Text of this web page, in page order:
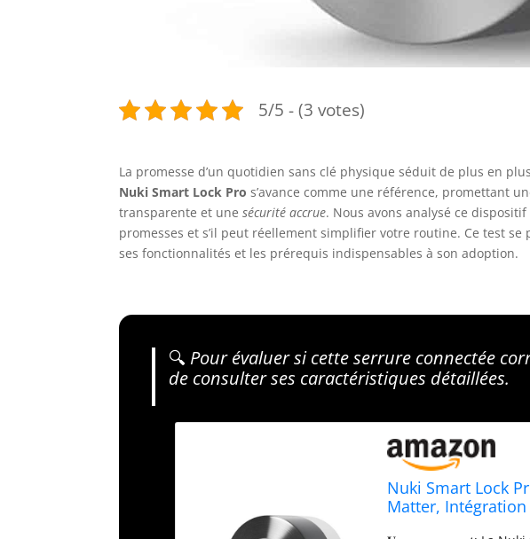
5/5 - (3 votes)
La promesse d’un quotidien sans clé physique séduit de plus en
Nuki Smart Lock Pro s’avance comme une référence, promettant
transparente et unesécurité accrue. Nous avons analysé ce
promesses et s’il peut réellement simplifier votre routine. Ce test
ses fonctionnalités et les prérequis indispensables à son adoption.
🔍 Pour évaluer si cette serrure connectée
de consulter ses caractéristiques détaillées.
Nuki Smart Lock
Matter,